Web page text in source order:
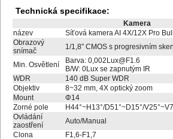
Technická specifikace:
Kamera
název
Síťová kamera AI 4X/12X Pro
Obrazový
snímač
1/1,8″ CMOS s progresivním
Min. Osvětlení
Barva: 0,002Lux@F1.6
B/W: 0Lux se zapnutým IR
WDR
140 dB Super WDR
Objektiv
8~32 mm, 4X optický zoom
Mount
Φ14
Zorné pole
H44°~H13°/D51°~D15°/
Ovládání
zaostření
Auto/Manual
Clona
F1,6-F1,7